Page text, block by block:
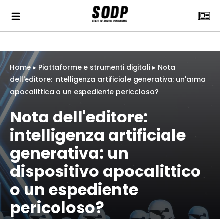
Home▸ Piattaforme e strumenti digitali ▸ Nota
dell'editore: Intelligenza artificiale generativa: un'arma
apocalittica o un espediente pericoloso?
Nota dell'editore:
intelligenza artificiale
generativa: un
dispositivo apocalittico
o un espediente
pericoloso?